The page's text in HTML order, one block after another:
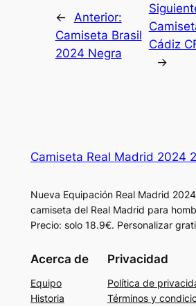
←
Anterior:
Camiseta Brasil
2024 Negra
Cádiz
→
Camiseta Real Madrid 2024
Nueva Equipación Real Madrid
camiseta del Real Madrid para
Precio: solo 18.9€. Personalizar
Acerca de
Equipo
Historia
Privacidad
Política de
Términos y